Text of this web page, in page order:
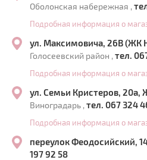
Оболонская набережная ,
Подробная информация о
ул. Максимовича, 26В (ЖК
Голосеевский район , тел.
Подробная информация о
ул. Семьи Кристеров, 20а,
Виноградарь , тел. 067 324
Подробная информация о
переулок Феодосийский,
197 92 58